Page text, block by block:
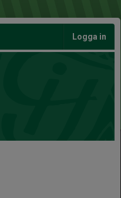
Logga in